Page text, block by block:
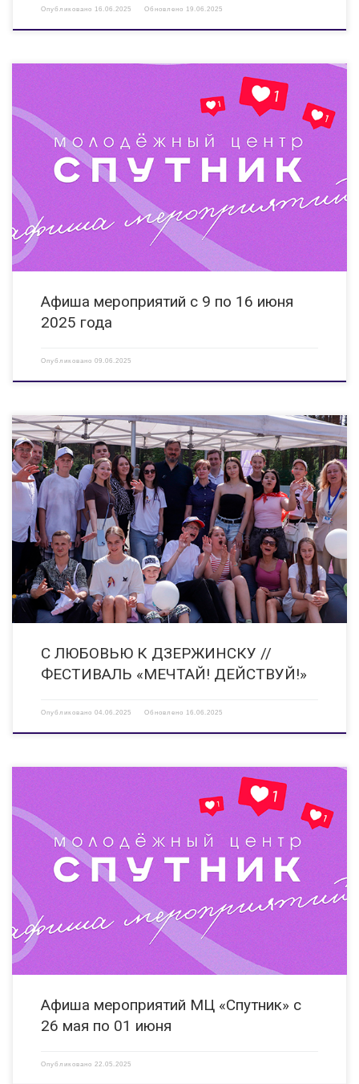
Опубликовано 16.06.2025 Обновлено 19.06.2025
09.06.2025 13:00 Мастер-класс «Прикосновение музыки» Мероприятие
направлено на развитие творческого потенциала детей и молодежи, в
том числе с ОВЗ. КИ «Вера», ул. Гайдара, д. 14б 10.06.2025 09:00 Летние
игры в Клубе настольных игр «Игротека» Мероприятие направлено на […]
Афиша мероприятий с 9 по 16 июня
2025 года
Опубликовано 09.06.2025
В этом году наш любимый город отпраздновал свой день с невероятным
размахом и яркими эмоциями. Фестиваль МЕЧТАЙ, ДЕЙСТВУЙ! собрал
жителей и гостей Дзержинска, подарив им незабываемые моменты и
атмосферу праздника. На Фестивале работали разнообразные площадки:
[…]
С ЛЮБОВЬЮ К ДЗЕРЖИНСКУ //
ФЕСТИВАЛЬ «МЕЧТАЙ! ДЕЙСТВУЙ!»
Опубликовано 04.06.2025 Обновлено 16.06.2025
26.05.2025 15:00 Мастер-класс «Прикосновение музыки» Мероприятие
направлено на развитие творческого потенциала детей и молодежи, в
том числе с ОВЗ. КИ «Вера» ул.Гайдара, д. 14
Б https://vk.com/clubveradzr https://vk.com/kinoklub_inclusiya 26.05.25
12:00 Спортивно-развлекательная игра «Мы — спортивная
семья» Мероприятие включает в себя […]
Афиша мероприятий МЦ «Спутник» с
26 мая по 01 июня
Опубликовано 22.05.2025